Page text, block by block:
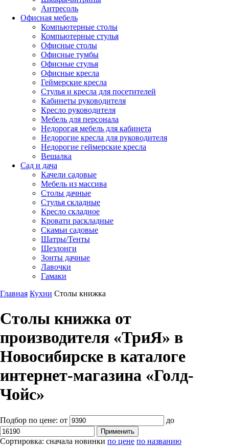
Антресоль
Офисная мебель
Компьютерные столы
Компьютерные стулья
Офисные столы
Офисные тумбы
Офисные стулья
Офисные кресла
Геймерские кресла
Стулья и кресла для посетителей
Кабинеты руководителя
Кресло руководителя
Мебель для персонала
Недорогая мебель для кабинета
Недорогие кресла для руководителя
Недорогие геймерские кресла
Вешалка
Сад и дача
Качели садовые
Мебель из массива
Столы дачные
Стулья складные
Кресло складное
Кровати раскладные
Скамьи садовые
Шатры/Тенты
Шезлонги
Зонты дачные
Лавочки
Гамаки
Главная Кухни Столы книжка
Столы книжка от
производителя «ТриЯ» в
Новосибирске в каталоге
интернет-магазина «Голд-
Чойс»
Подбор по цене: от до
Сортировка: сначала новинки по цене по названию